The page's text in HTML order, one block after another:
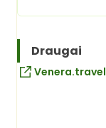
Draugai
Venera.travel